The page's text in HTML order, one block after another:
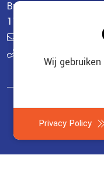
Breewijd 31
1132 LK Volendam
Wij
Privacy Policy